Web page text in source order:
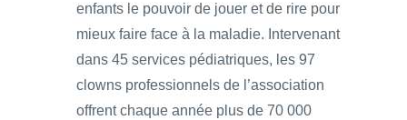
enfants le pouvoir de jouer et de rire pour
mieux faire face à la maladie. Intervenant
dans 45 services pédiatriques, les 97
clowns professionnels de l’association
offrent chaque année plus de 70 000